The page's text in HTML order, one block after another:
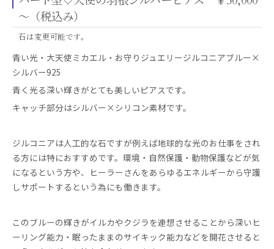
～（税込み）
石は変更可能です。
青い光・大天使ミカエル・お守りジュエリージルコニアブルー×
シルバー925
青く光る深い輝きがとても美しいピアスです。
キャッチ部分はシルバー×シリコン素材です。
ジルコニアは人工的な石ですが例えば地球的な光のお仕事をされ
る方には特におすすめです。環境・自然保護・動物保護などが気
になるという方や、ヒーラーさんをあらゆるエネルギーから守護
しサポートするという為にも働きます。
このブルーの輝きがイルカやクジラを連想させることから深いヒ
ーリング能力・眠ったままのサイキック能力などを開花させると